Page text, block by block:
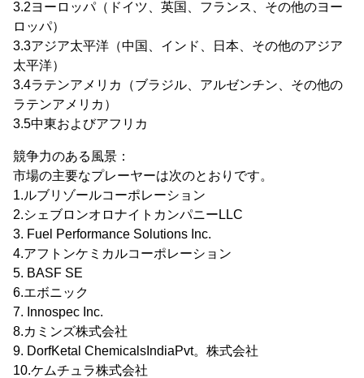
3.2ヨーロッパ（ドイツ、英国、フランス、その他のヨー
ロッパ）
3.3アジア太平洋（中国、インド、日本、その他のアジア
太平洋）
3.4ラテンアメリカ（ブラジル、アルゼンチン、その他の
ラテンアメリカ）
3.5中東およびアフリカ
競争力のある風景：
市場の主要なプレーヤーは次のとおりです。
1.ルブリゾールコーポレーション
2.シェブロンオロナイトカンパニーLLC
3. Fuel Performance Solutions Inc.
4.アフトンケミカルコーポレーション
5. BASF SE
6.エボニック
7. Innospec Inc.
8.カミンズ株式会社
9. DorfKetal ChemicalsIndiaPvt。株式会社
10.ケムチュラ株式会社